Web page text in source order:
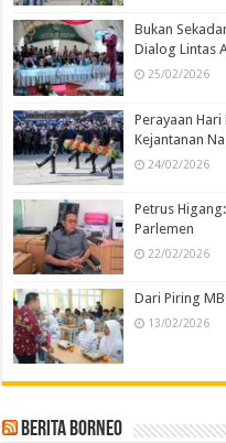
Bukan
Dialog Lintas
25/02/2026
Perayaan
Kejantanan
24/02/2026
Petrus
Parlemen
22/02/2026
Dari Piring
13/02/2026
Berita Borneo